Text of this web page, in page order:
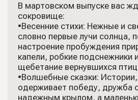
В мартовском выпуске вас
сокровище:
•Весенние стихи: Нежные и
словно первые лучи солнца,
настроение пробуждения
капели, робкие подснежники
щебетание вернувшихся
•Волшебные сказки:
одерживает победу, дружба
надежным крылом, а